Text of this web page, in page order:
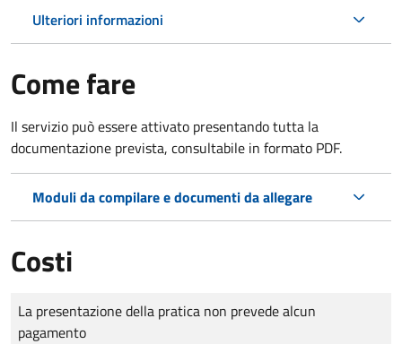
Ulteriori informazioni
Come fare
Il servizio può essere attivato presentando tutta la
documentazione prevista, consultabile in formato PDF.
Moduli da compilare e documenti da allegare
Costi
Tipo di pagamento
Importo
La presentazione della pratica non prevede alcun
pagamento